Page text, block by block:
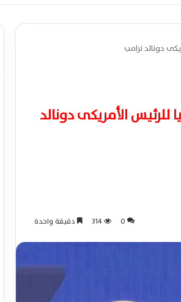
دونالد ترامب
الأمريكى دونالد
0
314 دقيقة واحدة